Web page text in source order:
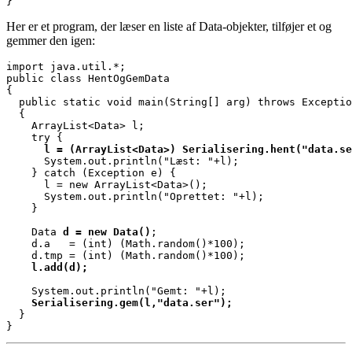
Her er et program, der læser en liste af Data-objekter, tilføjer et og
gemmer den igen:
import java.util.*;
public class HentOgGemData
{
public static void main(String[] arg) throws
  {
    ArrayList<Data> l;
l = (ArrayList<Data>)
System.out.println("Læst: "+l);
    } catch (Exception e) {
      l = new ArrayList<Data>();
      System.out.println("Oprettet: "+l);
    }
    Data
d = new Data() ;
    d.a   = (int) (Math.random()*100);
    l.add(d);
    Serialisering.gem(l,"data.ser");
}
}